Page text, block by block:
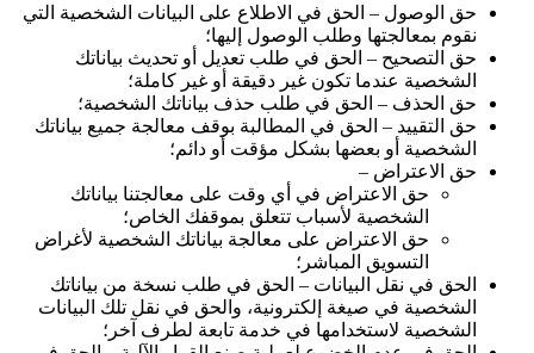
حق الوصول – الحق في الاطلاع على البيانات الشخصية التي
نقوم بمعالجتها وطلب الوصول إليها؛
حق التصحيح – الحق في طلب تعديل أو تحديث بياناتك
الشخصية عندما تكون غير دقيقة أو غير كاملة؛
حق الحذف – الحق في طلب حذف بياناتك الشخصية؛
حق التقييد – الحق في المطالبة بوقف معالجة جميع بياناتك
الشخصية أو بعضها بشكل مؤقت أو دائم؛
حق الاعتراض –
حق الاعتراض في أي وقت على معالجتنا بياناتك
الشخصية لأسباب تتعلق بموقفك الخاص؛
حق الاعتراض على معالجة بياناتك الشخصية لأغراض
التسويق المباشر؛
الحق في نقل البيانات – الحق في طلب نسخة من بياناتك
الشخصية في صيغة إلكترونية، والحق في نقل تلك البيانات
الشخصية لاستخدامها في خدمة تابعة لطرف آخر؛